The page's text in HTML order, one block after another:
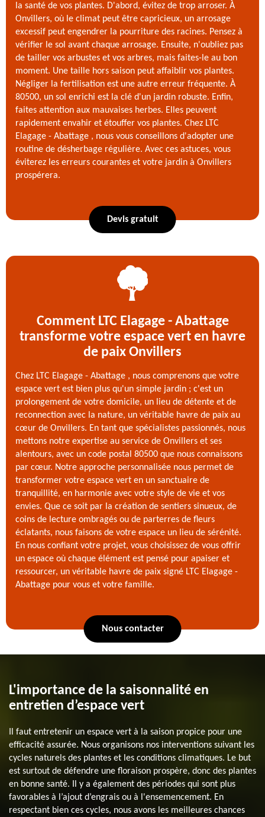
la santé de vos plantes. D'abord, évitez de trop arroser. À
Onvillers, où le climat peut être capricieux, un arrosage
excessif peut engendrer la pourriture des racines. Pensez à
vérifier le sol avant chaque arrosage. Ensuite, n'oubliez pas
de tailler vos arbustes et vos arbres, mais faites-le au bon
moment. Une taille hors saison peut affaiblir vos plantes.
Négliger la fertilisation est une autre erreur fréquente. À
80500, un sol enrichi est la clé d'un jardin robuste. Enfin,
faites attention aux mauvaises herbes. Elles peuvent
rapidement envahir et étouffer vos plantes. Chez LTC
Elagage - Abattage , nous vous conseillons d'adopter une
routine de désherbage régulière. Avec ces astuces, vous
éviterez les erreurs courantes et votre jardin à Onvillers
prospérera.
Devis gratuit
Comment LTC Elagage - Abattage
transforme votre espace vert en havre
de paix Onvillers
Chez LTC Elagage - Abattage , nous comprenons que votre
espace vert est bien plus qu'un simple jardin ; c'est un
prolongement de votre domicile, un lieu de détente et de
reconnection avec la nature, un véritable havre de paix au
cœur de Onvillers. En tant que spécialistes passionnés, nous
mettons notre expertise au service de Onvillers et ses
alentours, avec un code postal 80500 que nous connaissons
par cœur. Notre approche personnalisée nous permet de
transformer votre espace vert en un sanctuaire de
tranquillité, en harmonie avec votre style de vie et vos
envies. Que ce soit par la création de sentiers sinueux, de
coins de lecture ombragés ou de parterres de fleurs
éclatants, nous faisons de votre espace un lieu de sérénité.
En nous confiant votre projet, vous choisissez de vous offrir
un espace où chaque élément est pensé pour apaiser et
ressourcer, un véritable havre de paix signé LTC Elagage -
Abattage pour vous et votre famille.
Nous contacter
L'importance de la saisonnalité en
entretien d’espace vert
Il faut entretenir un espace vert à la saison propice pour une
efficacité assurée. Nous organisons nos interventions suivant les
cycles naturels des plantes et les conditions climatiques. Le but
est surtout de défendre une floraison prospère, donc des plantes
en bonne santé. Il y a également des périodes qui sont plus
favorables à l’ajout d’engrais ou à l'ensemencement. En
respectant bien ces cycles, nous avons les meilleures chances